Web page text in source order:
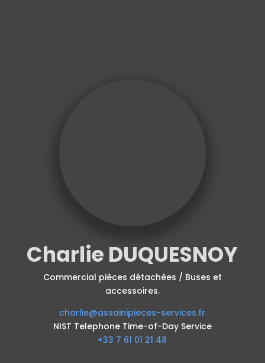
Charlie DUQUESNOY
Commercial pièces détachèes / Buses et
accessoires.
charlie@assainipieces-services.fr
NIST Telephone Time-of-Day Service
+33 7 61 01 21 48